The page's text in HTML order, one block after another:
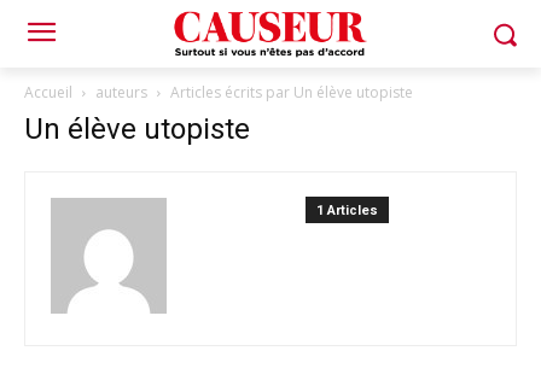
Accueil auteurs Articles écrits par Un élève utopiste
Un élève utopiste
1 Articles